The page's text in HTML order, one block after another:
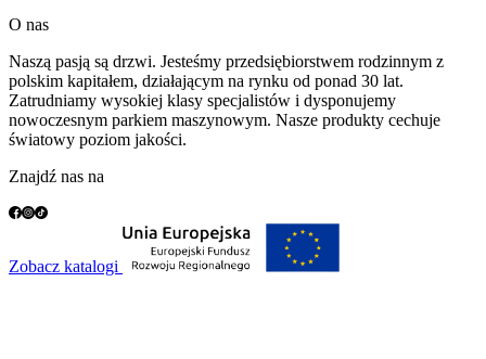
O nas
Naszą pasją są drzwi. Jesteśmy przedsiębiorstwem rodzinnym z
polskim kapitałem, działającym na rynku od ponad 30 lat.
Zatrudniamy wysokiej klasy specjalistów i dysponujemy
nowoczesnym parkiem maszynowym. Nasze produkty cechuje
światowy poziom jakości.
Znajdź nas na
Zobacz katalogi